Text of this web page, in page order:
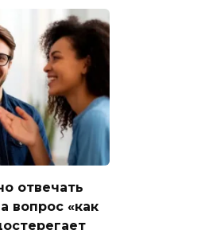
отвечать
вопрос «как